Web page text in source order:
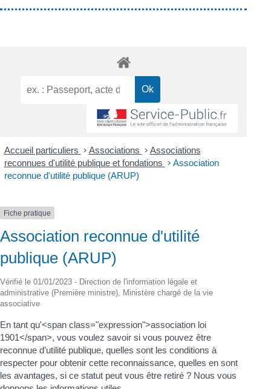
Accueil particuliers > Associations > Associations
reconnues d'utilité publique et fondations > Association
reconnue d'utilité publique (ARUP)
Fiche pratique
Association reconnue d'utilité
publique (ARUP)
Vérifié le 01/01/2023 - Direction de l'information légale et
administrative (Première ministre), Ministère chargé de la vie
associative
En tant qu'<span class="expression">association loi
1901</span>, vous voulez savoir si vous pouvez être
reconnue d’utilité publique, quelles sont les conditions à
respecter pour obtenir cette reconnaissance, quelles en sont
les avantages, si ce statut peut vous être retiré ? Nous vous